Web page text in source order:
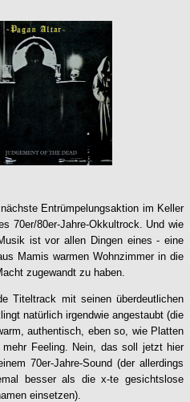
nächste Entrümpelungsaktion im Keller
70er/80er-Jahre-Okkultrock. Und wie
ist vor allen Dingen eines - eine
Mamis warmen Wohnzimmer in die
zugewandt zu haben.
Titeltrack mit seinen überdeutlichen
natürlich irgendwie angestaubt (die
authentisch, eben so, wie Platten
Feeling. Nein, das soll jetzt hier
70er-Jahre-Sound (der allerdings
besser als die x-te gesichtslose
einsetzen).